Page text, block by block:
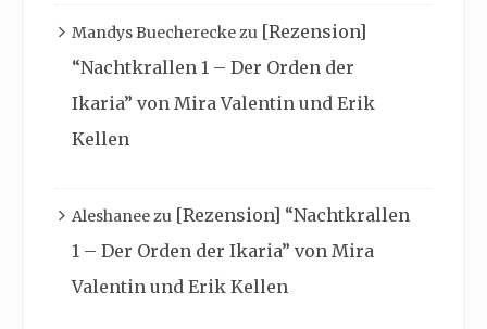
Mandys Buechereckezu [Rezension]
“Nachtkrallen 1 – Der Orden der
Ikaria” von Mira Valentin und Erik
Kellen
Aleshaneezu [Rezension] “Nachtkrallen
1 – Der Orden der Ikaria” von Mira
Valentin und Erik Kellen